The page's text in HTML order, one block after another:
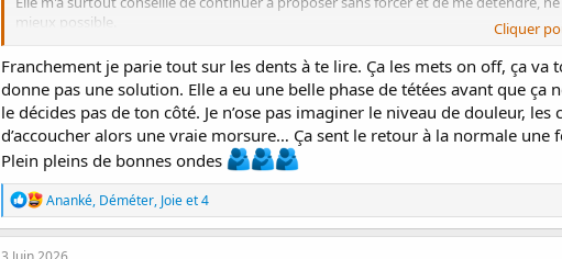
mieux possible.
Elle s'est endormie en une grosse demie heure sur moi dans sa chambre et
sommeil. Sauf que ça a fini par la réveiller pour de bon. Impossible de la
été la changer elle a demandé le sein sur la table à langer, je l'ai laissée faire et
ravie évidemment mais toujours sur mes gardes. On a fini par réussir à la
elle a tété. Encore une victoire ! Et au réveil ce matin, j'ai été la voir et je l'ai
fois ! Bon là j'ai commencé à me dire que ça signait la fin de la grève
Puis ça s'est gaté. Vers 11h elle a demandé le sein et m'a mordu. Je lui ai rappelé
quelques minutes après et m'a mordu à nouveau. Je lui ai apporté des anneaux
sieste. Très agitée depuis le réveil, je pense que les dents la font souffrir je lui ai
Cliquer
Franchement je parie tout sur les dents à te lire. Ça les mets on off, ça
donne pas une solution. Elle a eu une belle phase de tétées avant que ça
le décides pas de ton côté. Je n’ose pas imaginer le niveau de douleur,
d’accoucher alors une vraie morsure… Ça sent le retour à la normale
Plein pleins de bonnes ondes
R
é
a
c
Ananké, Déméter, Joieet 4